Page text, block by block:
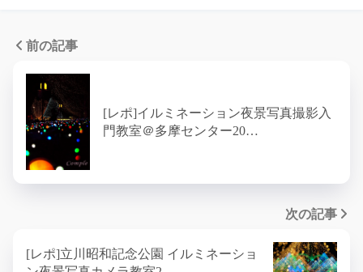
前の記事
[レポ]イルミネーション夜景写真撮影入
門教室＠多摩センター20…
次の記事
[レポ]立川昭和記念公園 イルミネーショ